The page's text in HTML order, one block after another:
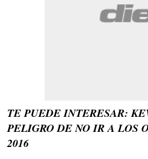
TE PUEDE INTERESAR:
PELIGRO DE NO IR A LOS
2016